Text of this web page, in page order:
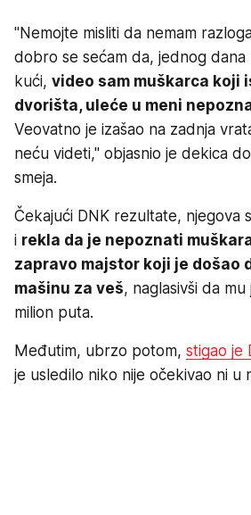
"Nemojte misliti da nemam
dobro se sećam da, jednog dana
kući, video sam muškarca koji
dvorišta, uleće u meni
Veovatno je izašao na zadnja
neću videti," objasnio je dekica
smeja.
Čekajući DNK rezultate, njegova
i rekla da je nepoznati
zapravo majstor koji je došao
mašinu za veš, naglasivši da
milion puta.
Međutim, ubrzo potom, stigao je
je usledilo niko nije očekivao ni u